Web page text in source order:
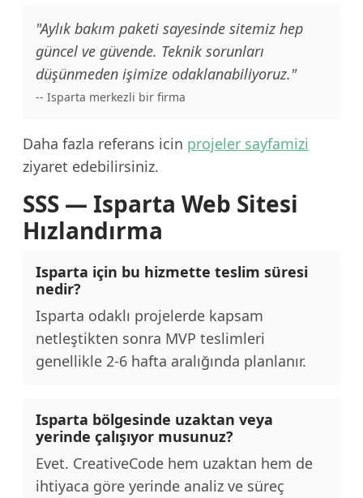
"Aylık bakım paketi sayesinde sitemiz hep
güncel ve güvende. Teknik sorunları
düşünmeden işimize odaklanabiliyoruz."
-- Isparta merkezli bir firma
Daha fazla referans icin projeler sayfamizi
ziyaret edebilirsiniz.
SSS — Isparta Web Sitesi
Hızlandırma
Isparta için bu hizmette teslim süresi
nedir?
Isparta odaklı projelerde kapsam
netleştikten sonra MVP teslimleri
genellikle 2-6 hafta aralığında planlanır.
Isparta bölgesinde uzaktan veya
yerinde çalışıyor musunuz?
Evet. CreativeCode hem uzaktan hem de
ihtiyaca göre yerinde analiz ve süreç